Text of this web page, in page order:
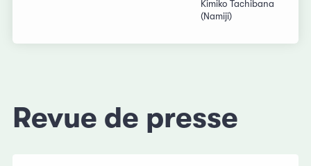
Kimiko Tachibana
(Namiji)
Revue de presse